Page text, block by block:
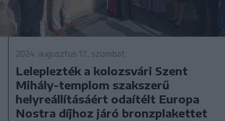
2024. augusztus 17., szombat
Leleplezték a kolozsvári Szent
Mihály-templom szakszerű
helyreállításáért odaítélt Europa
Nostra díjhoz járó bronzplakettet